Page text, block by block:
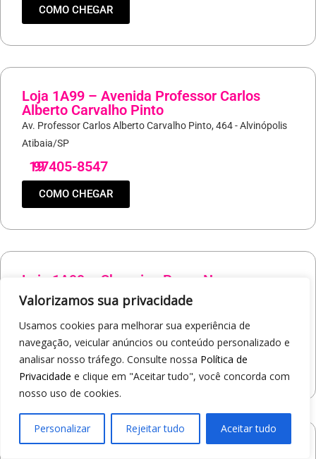
Valorizamos sua privacidade
Usamos cookies para melhorar sua experiência de
navegação, veicular anúncios ou conteúdo personalizado e
analisar nosso tráfego. Consulte nossa Política de
Privacidade e clique em "Aceitar tudo", você concorda com
nosso uso de cookies.
Personalizar Rejeitar tudo Aceitar tudo
COMO CHEGAR
Loja 1A99 – Avenida Professor Carlos
Alberto Carvalho Pinto
Av. Professor Carlos Alberto Carvalho Pinto, 464 - Alvinópolis
Atibaia/SP
19
97405-8547
COMO CHEGAR
Loja 1A99 – Shopping Praça Nova
Av. Carlos Pereira da Silva, 6000 - Jardim Guanabara
19
97414-5412
COMO CHEGAR
Loja 1A99 – Shopping Jaraguá